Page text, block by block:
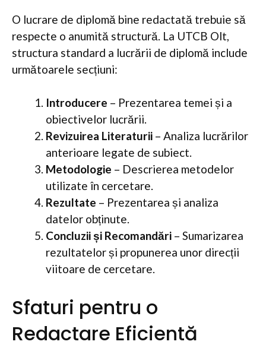
O lucrare de diplomă bine redactată trebuie să
respecte o anumită structură. La UTCB Olt,
structura standard a lucrării de diplomă include
următoarele secțiuni:
Introducere – Prezentarea temei și a
obiectivelor lucrării.
Revizuirea Literaturii – Analiza lucrărilor
anterioare legate de subiect.
Metodologie – Descrierea metodelor
utilizate în cercetare.
Rezultate – Prezentarea și analiza
datelor obținute.
Concluzii și Recomandări – Sumarizarea
rezultatelor și propunerea unor direcții
viitoare de cercetare.
Sfaturi pentru o
Redactare Eficientă